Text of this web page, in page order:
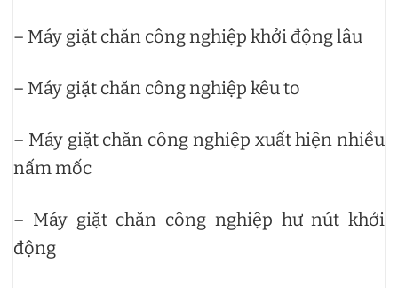
– Máy giặt chăn công nghiệp khởi động lâu
– Máy giặt chăn công nghiệp kêu to
– Máy giặt chăn công nghiệp xuất hiện nhiều
nấm mốc
– Máy giặt chăn công nghiệp hư nút khởi
động